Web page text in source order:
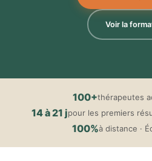
Voir la
100+thérapeutes
14 à 21 jpour les premiers
100%à distance ·